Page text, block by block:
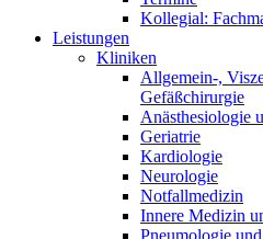
Kollegial:
Leistungen
Kliniken
Allgemein-,
Gefäßchirurgie
Anästhesiologie
Geriatrie
Kardiologie
Neurologie
Notfallmedizin
Innere Medizin
Pneumologie